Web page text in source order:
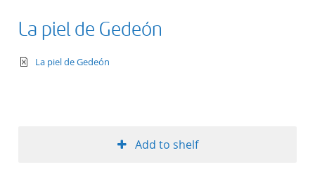
La piel de Gedeón
text/xml
La piel de Gedeón
Add to shelf